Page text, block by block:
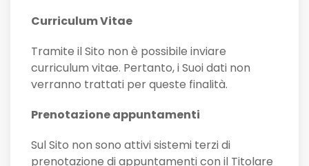
Curriculum Vitae
Tramite il Sito non è possibile inviare
curriculum vitae. Pertanto, i Suoi dati non
verranno trattati per queste finalità.
Prenotazione appuntamenti
Sul Sito non sono attivi sistemi terzi di
prenotazione di appuntamenti con il Titolare